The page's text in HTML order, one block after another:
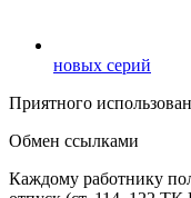
новых серий
Приятного
Обмен ссылками
Каждому работнику